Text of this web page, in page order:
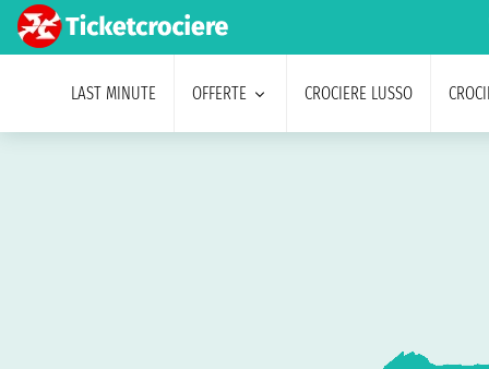
LAST MINUTE OFFERTE CROCIERE LUSSO